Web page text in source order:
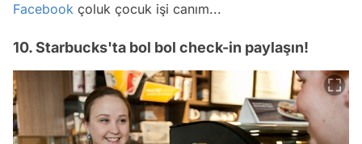
Facebook çoluk çocuk işi canım...
10. Starbucks'ta bol bol check-in paylaşın!